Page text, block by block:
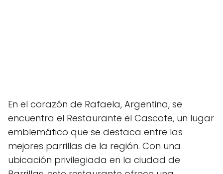
En el corazón de Rafaela, Argentina, se
encuentra el Restaurante el Cascote, un lugar
emblemático que se destaca entre las
mejores parrillas de la región. Con una
ubicación privilegiada en la ciudad de